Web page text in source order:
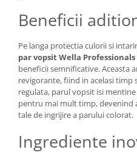
Beneficii
Pe langa protectia culorii si
par vopsit Wella
beneficii semnificative. Aceasta
revigorante, fiind in acelasi timp
regulata, parul vopsit isi
pentru mai mult timp, devenind
tale de ingrijire a parului colorat.
Ingrediente